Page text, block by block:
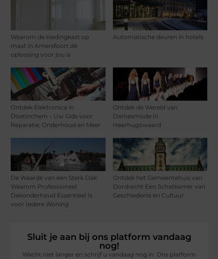
Waarom de kledingkast op
maat in Amersfoort dé
oplossing voor jou is
Automatische deuren in hotels
Ontdek Elektronica in
Doetinchem – Uw Gids voor
Reparatie, Onderhoud en Meer
Ontdek de Wereld van
Damesmode in
Heerhugowaard
De Waarde van een Sterk Dak:
Waarom Professioneel
Dakonderhoud Essentieel Is
voor Iedere Woning
Ontdek het Gemeentehuis van
Dordrecht Een Schatkamer van
Geschiedenis en Cultuur
Sluit je aan bij ons platform vandaag
nog!
Wacht niet langer en schrijf u vandaag nog in. Ons platform